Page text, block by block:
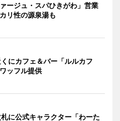
ージュ・スパひきがわ」営業
リ性の源泉湯も
にカフェ＆バー「ルルカフ
ッフル提供
に公式キャラクター「わーた